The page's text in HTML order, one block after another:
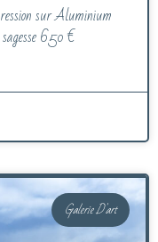
sur Aluminium
650 €
Galerie D'art